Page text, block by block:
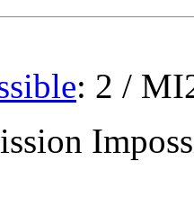
: 2 /